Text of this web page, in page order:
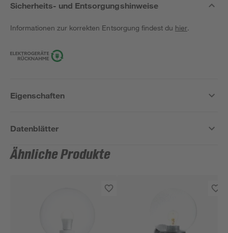
Sicherheits- und Entsorgungshinweise
Informationen zur korrekten Entsorgung findest du hier.
Eigenschaften
Datenblätter
Ähnliche Produkte